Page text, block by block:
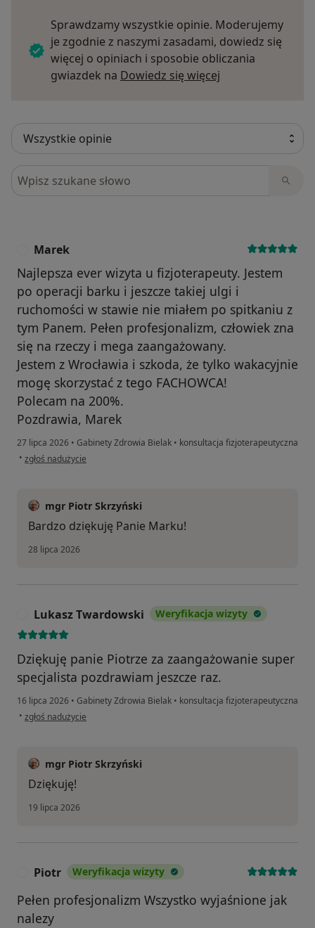
Sprawdzamy wszystkie opinie. Moderujemy
je zgodnie z naszymi zasadami, dowiedz się
więcej o opiniach i sposobie obliczania
gwiazdek na Dowiedz się więcej
Szukaj w opiniach
Marek
Najlepsza ever wizyta u fizjoterapeuty. Jestem
po operacji barku i jeszcze takiej ulgi i
ruchomości w stawie nie miałem po spitkaniu z
tym Panem. Pełen profesjonalizm, człowiek zna
się na rzeczy i mega zaangażowany.
Jestem z Wrocławia i szkoda, że tylko wakacyjnie
mogę skorzystać z tego FACHOWCA!
Polecam na 200%.
Pozdrawia, Marek
27 lipca 2026 • Gabinety Zdrowia Bielak • konsultacja fizjoterapeutyczna
• w opinii użytkownika Marek
zgłoś nadużycie
mgr Piotr Skrzyński
Bardzo dziękuję Panie Marku!
28 lipca 2026
Lukasz Twardowski Weryfikacja wizyty
Dziękuję panie Piotrze za zaangażowanie super
specjalista pozdrawiam jeszcze raz.
16 lipca 2026 • Gabinety Zdrowia Bielak • konsultacja fizjoterapeutyczna
• w opinii użytkownika Lukasz Twardowski
zgłoś nadużycie
mgr Piotr Skrzyński
Dziękuję!
19 lipca 2026
Piotr Weryfikacja wizyty
Pełen profesjonalizm Wszystko wyjaśnione jak
nalezy